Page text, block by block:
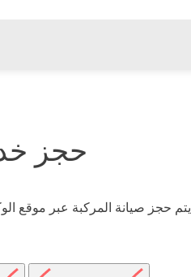
حجز
يتم حجز صيانة المركبة عبر موقع